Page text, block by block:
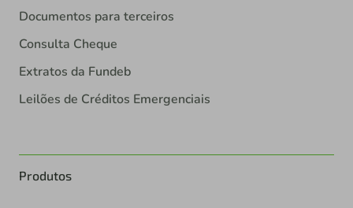
Documentos para terceiros
Consulta Cheque
Extratos da Fundeb
Leilões de Créditos Emergenciais
Produtos